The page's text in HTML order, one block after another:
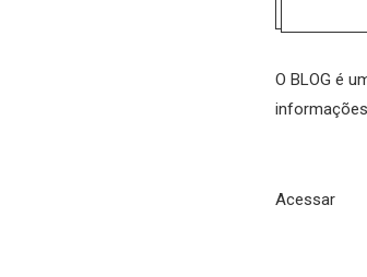
O BLOG é
Acessar